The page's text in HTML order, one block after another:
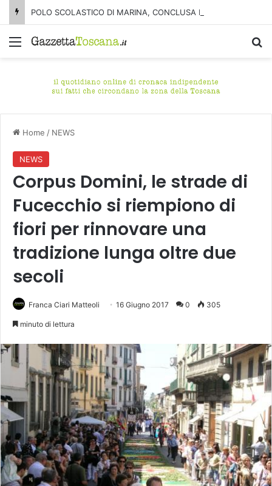
Menu
Home / NEWS
NEWS
Corpus Domini, le strade di
Fucecchio si riempiono di
fiori per rinnovare una
tradizione lunga oltre due
secoli
Franca Ciari Matteoli 16 Giugno 2017 0 305
minuto di lettura